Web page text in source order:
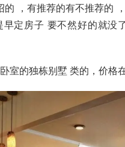
，有推荐的有不推荐的
定房子 要不然好的就没
室的独栋别墅 类的，价格